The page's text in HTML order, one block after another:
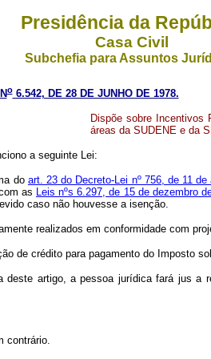
Presidência da
Casa Civil
Subchefia para Assuntos
o6.542, DE 28 DE JUNHO DE 1978.
Dispõe sobre Incentivos
áreas da SUDENE e da
a seguinte Lei:
do art. 23 do Decreto-Lei nº 756, de 11
as Leis nºs 6.297, de 15 de dezembro
caso não houvesse a isenção.
realizados em conformidade com
de crédito para pagamento do Imposto
artigo, a pessoa jurídica fará jus a
contrário.